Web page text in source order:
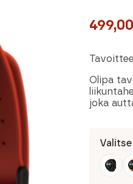
499,00
Olipa
joka